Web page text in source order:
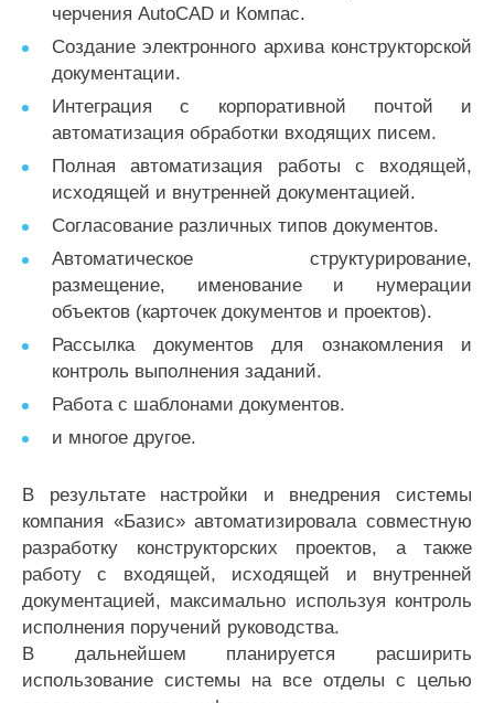
черчения AutoCAD и Компас.
Создание электронного архива конструкторской
документации.
Интеграция с корпоративной почтой и
автоматизация обработки входящих писем.
Полная автоматизация работы с входящей,
исходящей и внутренней документацией.
Согласование различных типов документов.
Автоматическое структурирование,
размещение, именование и нумерации
объектов (карточек документов и проектов).
Рассылка документов для ознакомления и
контроль выполнения заданий.
Работа с шаблонами документов.
и многое другое.
В результате настройки и внедрения системы
компания «Базис» автоматизировала совместную
разработку конструкторских проектов, а также
работу с входящей, исходящей и внутренней
документацией, максимально используя контроль
исполнения поручений руководства.
В дальнейшем планируется расширить
использование системы на все отделы с целью